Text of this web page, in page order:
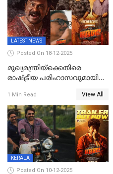
LATEST NEWS
Posted On 18-12-2025
മുഖ്യമന്ത്രിയ്ക്കെതിരെ
രാഷ്ട്രീയ പരിഹാസവുമായി
1 Min Read View All
KERALA
Posted On 10-12-2025